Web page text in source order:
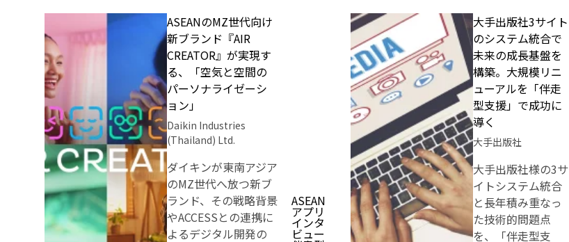
ASEANのMZ世代向け
新ブランド『AIR
CREATOR』が実現す
る、「空気と空間の
パーソナライゼーシ
ョン」
Daikin Industries
(Thailand) Ltd.
ダイキンが東南アジア
のMZ世代へ放つ新ブ
ランド、その戦略背景
やACCESSとの連携に
よるデジタル開発の
ASEAN
アプリ
インタ
ビュー
大手出版社3サイト
のシステム統合で
未来の成長基盤を
構築。大規模リニ
ューアルを「伴走
型支援」で成功に
導く
大手出版社
大手出版社様の3サ
イトシステム統合
と長年積み重なっ
た技術的問題点
を、「伴走型支